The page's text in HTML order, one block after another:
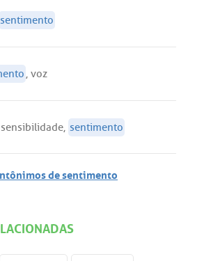
sentimento
, voz
sensibilidade, sentimento
de sentimento